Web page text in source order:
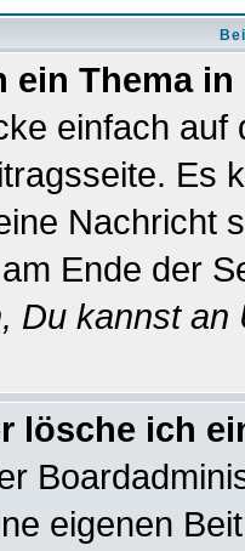
ein Thema
einfach
Es
Nachricht
Ende der
Du kannst
lösche ich
eigenen